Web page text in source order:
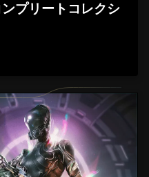
ンプリートコレクシ